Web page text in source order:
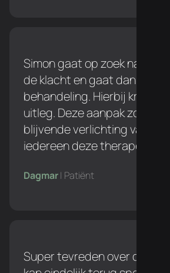
Simon gaat op zoek naar de
de klacht en gaat dan pas
behandeling. Hierbij krijg je
uitleg. Deze aanpak zorgt
blijvende verlichting van de
iedereen deze therapeut
Dagmar| Patiënt
Super tevreden over de